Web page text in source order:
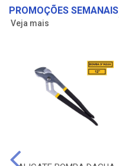
PROMOÇÕES SEMANAIS
Veja mais